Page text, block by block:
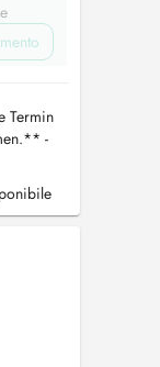
Termin
-
ist,